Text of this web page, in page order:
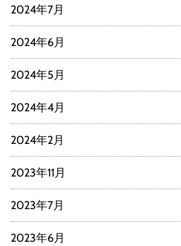
2024年7月
2024年6月
2024年5月
2024年4月
2024年2月
2023年11月
2023年7月
2023年6月